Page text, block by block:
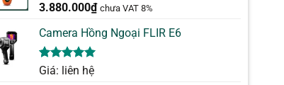
3.880.000₫ chưa VAT 8%
Camera Hồng Ngoại FLIR E6
5.00 trên 5
1
Giá: liên hệ